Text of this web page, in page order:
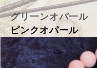
グリ一ンオパ一
ピンクオパール